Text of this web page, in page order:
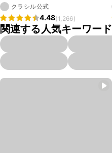
クラシル公式
4.48(1,266)
関連する人気キーワード